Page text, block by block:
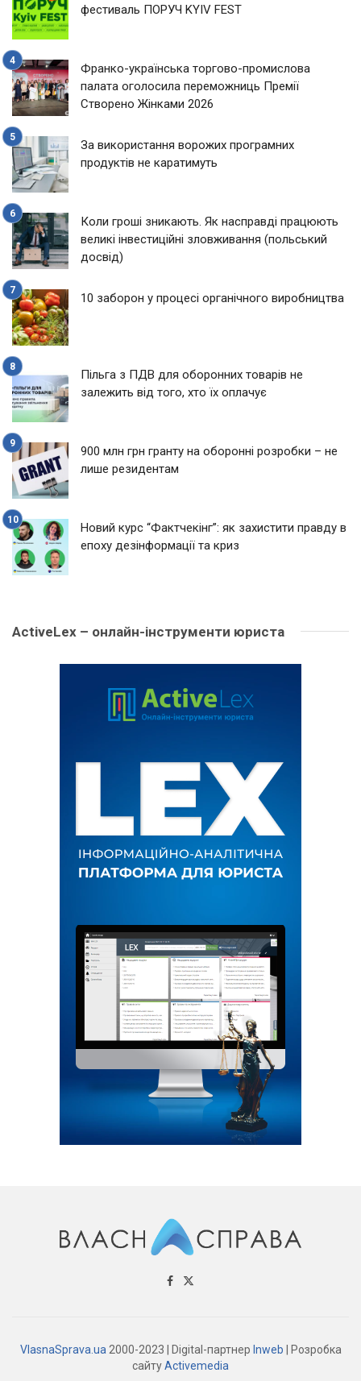
фестиваль ПОРУЧ KYIV FEST
Франко-українська торгово-промислова
палата оголосила переможниць Премії
Створено Жінками 2026
За використання ворожих програмних
продуктів не каратимуть
Коли гроші зникають. Як насправді працюють
великі інвестиційні зловживання (польський
досвід)
10 заборон у процесі органічного виробництва
Пільга з ПДВ для оборонних товарів не
залежить від того, хто їх оплачує
900 млн грн гранту на оборонні розробки – не
лише резидентам
Новий курс “Фактчекінг”: як захистити правду в
епоху дезінформації та криз
ActiveLex – онлайн-інструменти юриста
VlasnaSprava.ua 2000-2023 | Digital-партнер Inweb | Розробка
сайтуActivemedia